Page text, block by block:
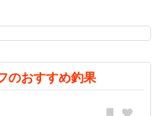
のおすすめ釣果